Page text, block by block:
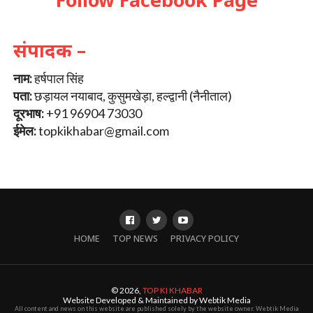
संपादक –
नाम:हर्षपाल सिंह
पता:छड़ायल नयाबाद, कुसुमखेड़ा, हल्द्वानी (नैनीताल)
दूरभाष:+91 96904 73030
ईमेल:topkikhabar@gmail.com
HOME TOP NEWS PRIVACY POLICY
© 2026, TOP KI KHABAR
Website Developed & Maintained by Webtik Media
All content and news on this website are published solely by the website owner. Webtik Media